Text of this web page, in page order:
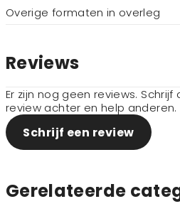
Overige formaten in overleg
Reviews
Er zijn nog geen reviews.
review achter en help anderen.
Schrijf een review
Gerelateerde